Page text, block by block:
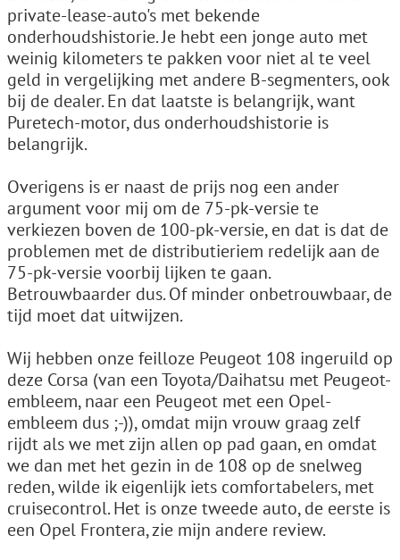
private-lease-auto's met bekende
onderhoudshistorie. Je hebt een jonge auto met
weinig kilometers te pakken voor niet al te veel
geld in vergelijking met andere B-segmenters, ook
bij de dealer. En dat laatste is belangrijk, want
Puretech-motor, dus onderhoudshistorie is
belangrijk.
Overigens is er naast de prijs nog een ander
argument voor mij om de 75-pk-versie te
verkiezen boven de 100-pk-versie, en dat is dat de
problemen met de distributieriem redelijk aan de
75-pk-versie voorbij lijken te gaan.
Betrouwbaarder dus. Of minder onbetrouwbaar, de
tijd moet dat uitwijzen.
Wij hebben onze feilloze Peugeot 108 ingeruild op
deze Corsa (van een Toyota/Daihatsu met Peugeot-
embleem, naar een Peugeot met een Opel-
embleem dus ;-)), omdat mijn vrouw graag zelf
rijdt als we met zijn allen op pad gaan, en omdat
we dan met het gezin in de 108 op de snelweg
reden, wilde ik eigenlijk iets comfortabelers, met
cruisecontrol. Het is onze tweede auto, de eerste is
een Opel Frontera, zie mijn andere review.